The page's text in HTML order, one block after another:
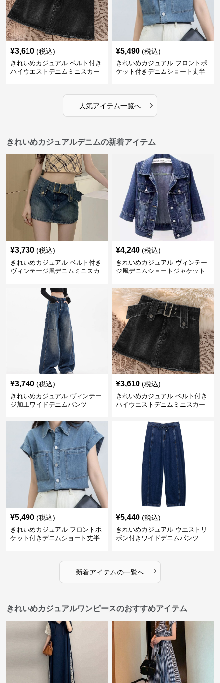
¥3,610 (税込)
きれいめカジュアル ベルト付き
ハイウエストデニムミニスカー
¥5,490 (税込)
きれいめカジュアル フロントポ
ケット付きデニムショート丈半
人気アイテム一覧へ ›
きれいめカジュアルデニムの新着アイテム
¥3,730 (税込)
きれいめカジュアル ベルト付き
ヴィンテージ風デニムミニスカ
¥4,240 (税込)
きれいめカジュアル ヴィンテー
ジ風デニムショートジャケット
¥3,740 (税込)
きれいめカジュアル ヴィンテー
ジ加工ワイドデニムパンツ
¥3,610 (税込)
きれいめカジュアル ベルト付き
ハイウエストデニムミニスカー
¥5,490 (税込)
きれいめカジュアル フロントポ
ケット付きデニムショート丈半
¥5,440 (税込)
きれいめカジュアル ウエストリ
ボン付きワイドデニムパンツ
新着アイテムの一覧へ ›
きれいめカジュアルワンピースのおすすめアイテム